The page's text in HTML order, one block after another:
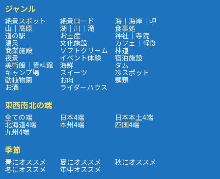
ジャンル
絶景スポット 絶景ロード 海｜海岸｜岬
山｜高原 湖｜川｜滝 食事処
道の駅 お土産 神社｜寺院
温泉 文化施設 カフェ｜軽食
商業施設 ソフトクリーム 林道
夜景 イベント体験 宿泊施設
美術館｜資料館 海鮮 ダム
キャンプ場 スイーツ 珍スポット
動植物園 お肉 麺類
お酒 ライダーハウス
東西南北の端
全ての端 日本4端 日本本土4端
北海道4端 本州4端 四国4端
九州4端
季節
春にオススメ 夏にオススメ 秋にオススメ
冬にオススメ 年中オススメ